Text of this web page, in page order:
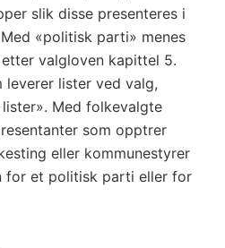
slik disse presenteres i
«politisk parti» menes
valgloven kapittel 5.
leverer lister ved valg,
Med folkevalgte
som opptrer
eller kommunestyrer
for et politisk parti eller for